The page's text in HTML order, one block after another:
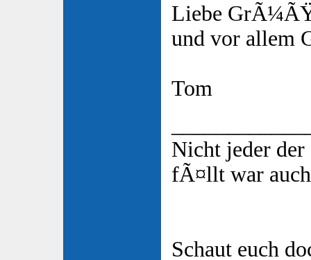
Liebe
und vor allem
Tom
Nicht jeder der
fÃ¤llt war
Schaut euch